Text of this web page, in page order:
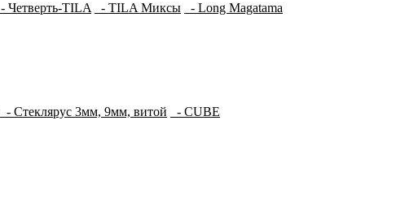
- Четверть-TILA - TILA Миксы - Long Magatama
- Стеклярус 3мм, 9мм, витой - CUBE